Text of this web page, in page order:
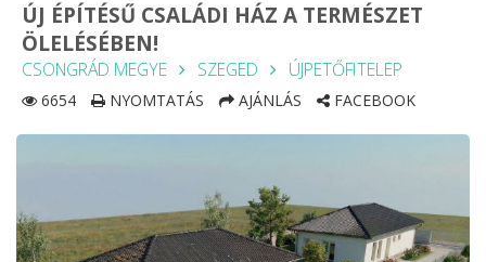
ÚJ ÉPÍTÉSŰ CSALÁDI HÁZ A TERMÉSZET
ÖLELÉSÉBEN!
CSONGRÁD MEGYE SZEGED ÚJPETŐFITELEP
6654 NYOMTATÁS AJÁNLÁS FACEBOOK